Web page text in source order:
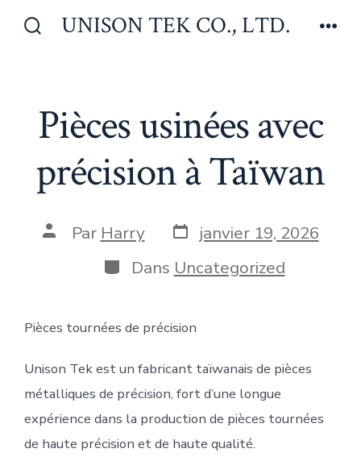
UNISON TEK CO., LTD.
Pièces usinées avec
précision à Taïwan
Auteur
publication
Par Harry Date
de
publication
janvier 19, 2026
Catégories
Dans Uncategorized
Pièces tournées de précision
Unison Tek est un fabricant taïwanais de pièces
métalliques de précision, fort d’une longue
expérience dans la production de pièces tournées
de haute précision et de haute qualité.